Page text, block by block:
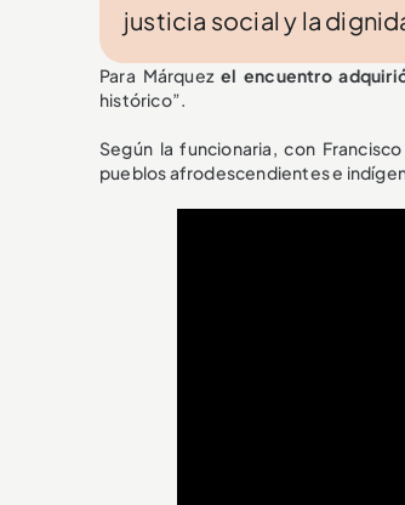
justicia social y la
Para Márquezel encuentro
histórico”.
Según la funcionaria, con Francisco
pueblos afrodescendientes e